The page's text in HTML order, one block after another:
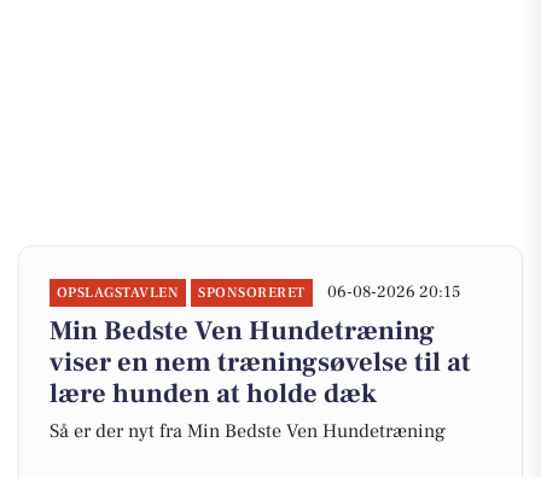
OPSLAGSTAVLEN SPONSORERET 06-08-2026 20:15
Min Bedste Ven Hundetræning
viser en nem træningsøvelse til at
lære hunden at holde dæk
Så er der nyt fra Min Bedste Ven Hundetræning